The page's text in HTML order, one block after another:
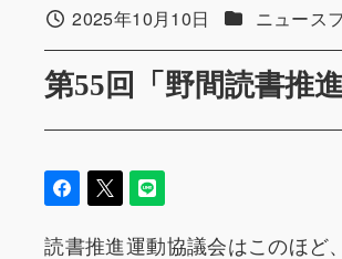
第55回「野間読書推
投稿日2025年10月10日 カテゴリー
ニュース
読書推進運動協議会はこのほど